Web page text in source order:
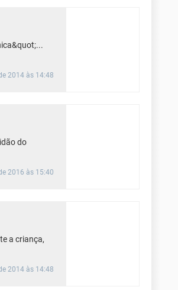
2014 às 14:48
do
2016 às 15:40
a criança,
2014 às 14:48